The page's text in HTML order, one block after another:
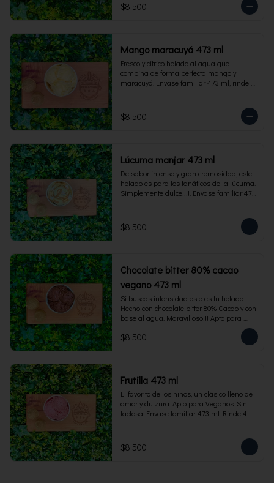
$8.500
Mango maracuyá 473 ml
Fresco y cítrico helado al agua que
combina de forma perfecta mango y
maracuyá. Envase familiar 473 ml, rinde 4
$8.500
Lúcuma manjar 473 ml
De sabor intenso y gran cremosidad, este
helado es para los fanáticos de la lúcuma.
Simplemente dulce!!!!. Envase familiar 473
$8.500
Chocolate bitter 80% cacao
vegano 473 ml
Si buscas intensidad este es tu helado.
Hecho con chocolate bitter 80% Cacao y con
base al agua. Maravilloso!!! Apto para
veganos. Envase familiar 473 ml, rinde 4
porciones
$8.500
Frutilla 473 ml
El favorito de los niños, un clásico lleno de
amor y dulzura. Apto para Veganos. Sin
lactosa. Envase familiar 473 ml. Rinde 4
$8.500